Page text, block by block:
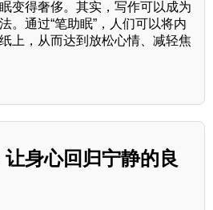
变得奢侈。其实，写作可以成为
。通过“笔助眠”，人们可以将内
上，从而达到放松心情、减轻焦
身心回归宁静的良